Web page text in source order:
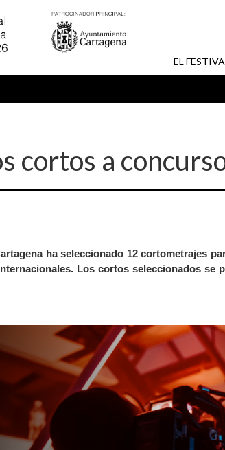
MAIN
EL
cortos a
ha seleccionado 12 cortometrajes
Los cortos seleccionados se